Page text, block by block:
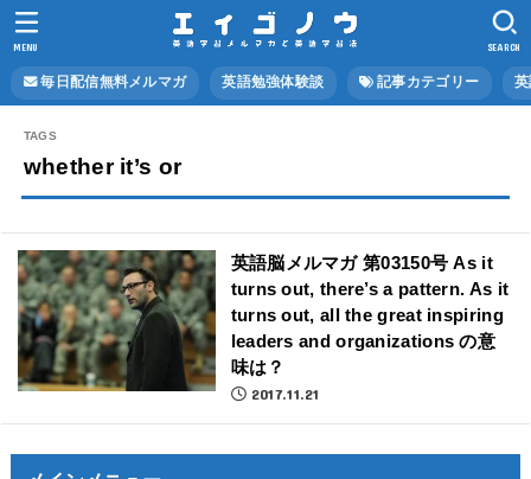
毎日配信無料メルマガ 英語勉強体験談 記事カテゴリー
SEARCH
MENU
whether it’s or
英語脳メルマガ 第03150号 As it
turns out, there’s a pattern. As it
turns out, all the great inspiring
leaders and organizations の意
味は？
2017.11.21